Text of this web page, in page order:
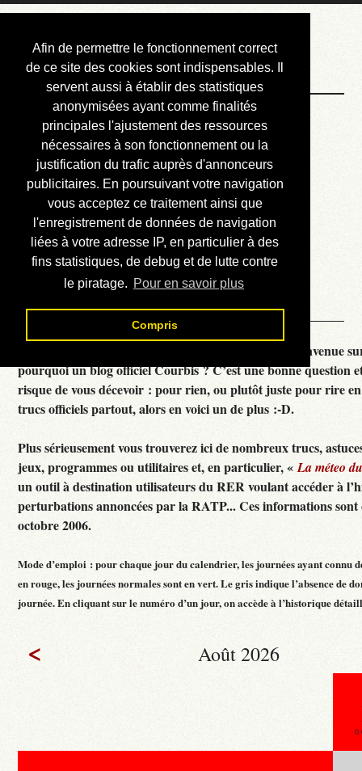
Afin de permettre le fonctionnement correct
de ce site des cookies sont indispensables. Il
servent aussi à établir des statistiques
anonymisées ayant comme finalités
principales l'ajustement des ressources
nécessaires à son fonctionnement ou la
justification du trafic auprès d'annonceurs
publicitaires. En poursuivant votre navigation
vous acceptez ce traitement ainsi que
l'enregistrement de données de navigation
liées à votre adresse IP, en particulier à des
fins statistiques, de debug et de lutte contre
le piratage. Pour en savoir plus
Compris
Courbis, « LE »
Blog Officiel
Bienvenue
Réalisations
Divers (et d’été)
Annonces
Liens externes
Téléchargement
Contact
Courbis, « LE » Blog Officiel - je vous souhaite la bienvenue
pourquoi un blog officiel Courbis ? C’est une bonne question
risque de vous décevoir : pour rien, ou plutôt juste pour rire
trucs officiels partout, alors en voici un de plus :-D.
Plus sérieusement vous trouverez ici de nombreux trucs,
jeux, programmes ou utilitaires et, en particulier, «La méteo
un outil à destination utilisateurs du RER voulant accéder à
perturbations annoncées par la RATP... Ces informations sont
octobre 2006.
Mode d’emploi : pour chaque jour du calendrier, les journées ayant connu
en rouge, les journées normales sont en vert. Le gris indique l’absence de
journée. En cliquant sur le numéro d’un jour, on accède à l’historique
< Août 2026